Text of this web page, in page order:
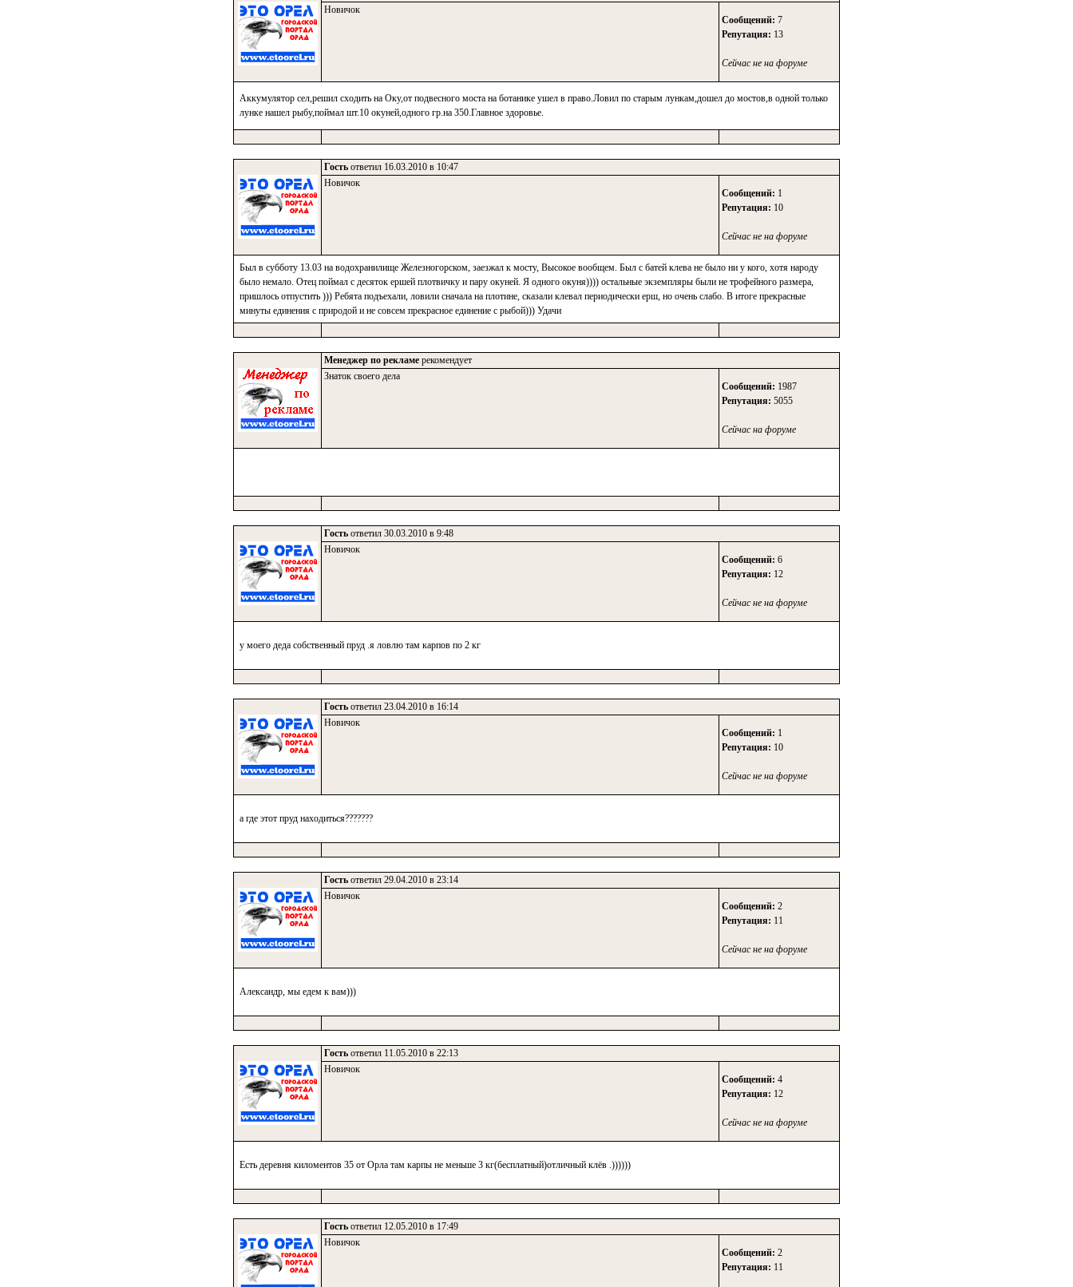
Новичок
Сообщений: 7
Репутация: 13
Сейчас не на форуме
Аккумулятор сел,решил сходить на Оку,от подвесного моста на ботанике ушел в право.Ловил по старым лункам,дошел до мостов,в одной только
лунке нашел рыбу,поймал шт.10 окуней,одного гр.на 350.Главное здоровье.
Гость ответил 16.03.2010 в 10:47
Новичок
Сообщений: 1
Репутация: 10
Сейчас не на форуме
Был в субботу 13.03 на водохранилище Железногорском, заезжал к мосту, Высокое вообщем. Был с батей клева не было ни у кого, хотя народу
было немало. Отец поймал с десяток ершей плотвичку и пару окуней. Я одного окуня)))) остальные экземпляры были не трофейного размера,
пришлось отпустить ))) Ребята подъехали, ловили сначала на плотине, сказали клевал периодически ерш, но очень слабо. В итоге прекрасные
минуты единения с природой и не совсем прекрасное единение с рыбой))) Удачи
Менеджер по рекламе рекомендует
Знаток своего дела
Сообщений: 1987
Репутация: 5055
Сейчас на форуме
Гость ответил 30.03.2010 в 9:48
Новичок
Сообщений: 6
Репутация: 12
Сейчас не на форуме
у моего деда собственный пруд .я ловлю там карпов по 2 кг
Гость ответил 23.04.2010 в 16:14
Новичок
Сообщений: 1
Репутация: 10
Сейчас не на форуме
а где этот пруд находиться???????
Гость ответил 29.04.2010 в 23:14
Новичок
Сообщений: 2
Репутация: 11
Сейчас не на форуме
Александр, мы едем к вам)))
Гость ответил 11.05.2010 в 22:13
Новичок
Сообщений: 4
Репутация: 12
Сейчас не на форуме
Есть деревня киломентов 35 от Орла там карпы не меньше 3 кг(бесплатный)отличный клёв .))))))
Гость ответил 12.05.2010 в 17:49
Новичок
Сообщений: 2
Репутация: 11